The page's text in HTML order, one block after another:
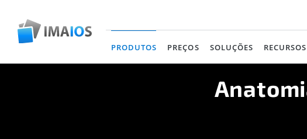
PRODUTOS
(current)
PREÇOS SOLUÇÕES RECURSOS